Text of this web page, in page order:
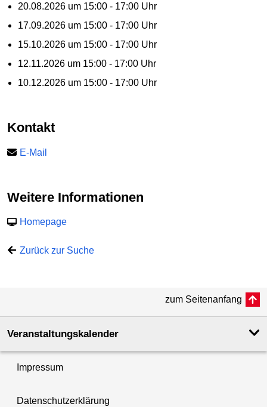
20.08.2026 um 15:00 - 17:00 Uhr
17.09.2026 um 15:00 - 17:00 Uhr
15.10.2026 um 15:00 - 17:00 Uhr
12.11.2026 um 15:00 - 17:00 Uhr
10.12.2026 um 15:00 - 17:00 Uhr
Kontakt
E-Mail
Weitere Informationen
Homepage
Zurück zur Suche
zum Seitenanfang
Veranstaltungskalender
Impressum
Datenschutzerklärung